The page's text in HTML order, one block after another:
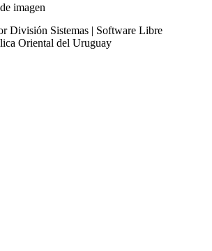
División Sistemas | Software Libre
Oriental del Uruguay